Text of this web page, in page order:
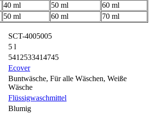
40 ml 50 ml
60 ml
50 ml 60 ml 70 ml
SCT-4005005
5 l
5412533414745
Ecover
Buntwäsche, Für alle Wäschen, Weiße
Wäsche
Flüssigwaschmittel
Blumig